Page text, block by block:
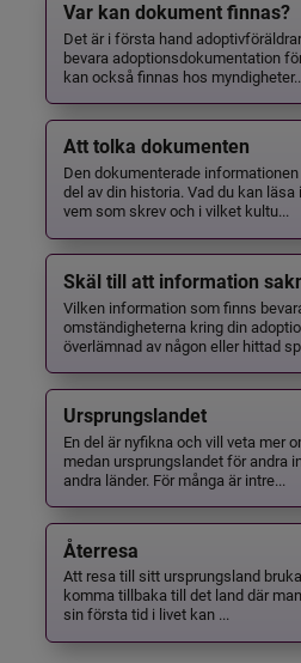
Var kan dokument finnas?
Det är i första hand
bevara adoptionsdokumentation
kan också finnas hos
Att tolka dokumenten
Den dokumenterade
del av din historia. Vad du kan
vem som skrev och i vilket kultu...
Skäl till att information
Vilken information som finns
omständigheterna kring din
överlämnad av någon eller hittad
Ursprungslandet
En del är nyfikna och vill veta mer
medan ursprungslandet för andra
andra länder. För många är intre...
Återresa
Att resa till sitt ursprungsland
komma tillbaka till det land där
sin första tid i livet kan ...